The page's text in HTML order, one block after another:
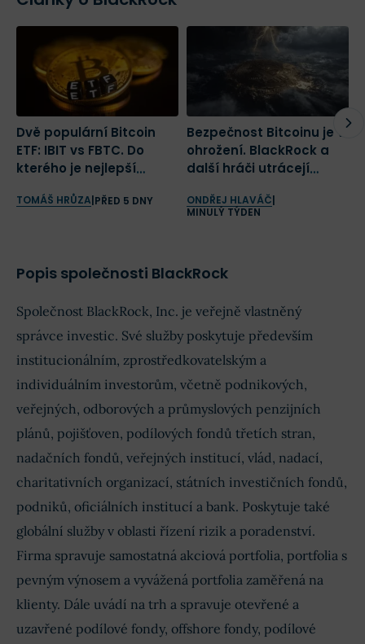
Dvě populární Bitcoin
ETF: IBIT vs FBTC. Do
kterého je nejlepší
TOMÁŠ HRŮZA PŘED 5 DNY
Bezpečnost Bitcoinu je v
ohrožení. BlackRock a
další hráči utrácejí
záchranu
ONDŘEJ HLAVÁČ
MINULÝ TÝDEN
Popis společnosti BlackRock
Společnost BlackRock, Inc. je veřejně vlastněný
správce investic. Své služby poskytuje především
institucionálním, zprostředkovatelským a
individuálním investorům, včetně podnikových,
veřejných, odborových a průmyslových penzijních
plánů, pojišťoven, podílových fondů třetích stran,
nadačních fondů, veřejných institucí, vlád, nadací,
charitativních organizací, státních investičních fondů,
podniků, oficiálních institucí a bank. Poskytuje také
globální služby v oblasti řízení rizik a poradenství.
Firma spravuje samostatná akciová portfolia, portfolia s
pevným výnosem a vyvážená portfolia zaměřená na
klienty. Dále uvádí na trh a spravuje otevřené a
uzavřené podílové fondy, offshore fondy, podílové